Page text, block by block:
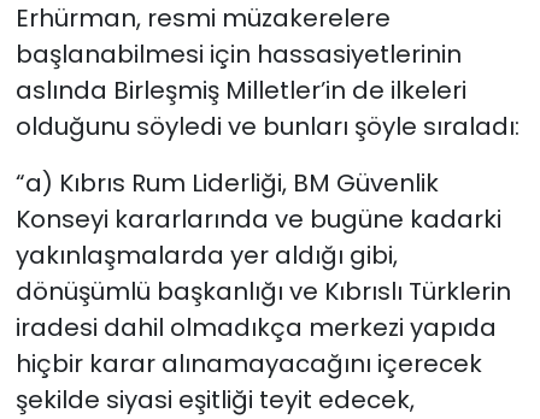
Erhürman, resmi müzakerelere
başlanabilmesi için hassasiyetlerinin
aslında Birleşmiş Milletler’in de ilkeleri
olduğunu söyledi ve bunları şöyle sıraladı:
“a) Kıbrıs Rum Liderliği, BM Güvenlik
Konseyi kararlarında ve bugüne kadarki
yakınlaşmalarda yer aldığı gibi,
dönüşümlü başkanlığı ve Kıbrıslı Türklerin
iradesi dahil olmadıkça merkezi yapıda
hiçbir karar alınamayacağını içerecek
şekilde siyasi eşitliği teyit edecek,